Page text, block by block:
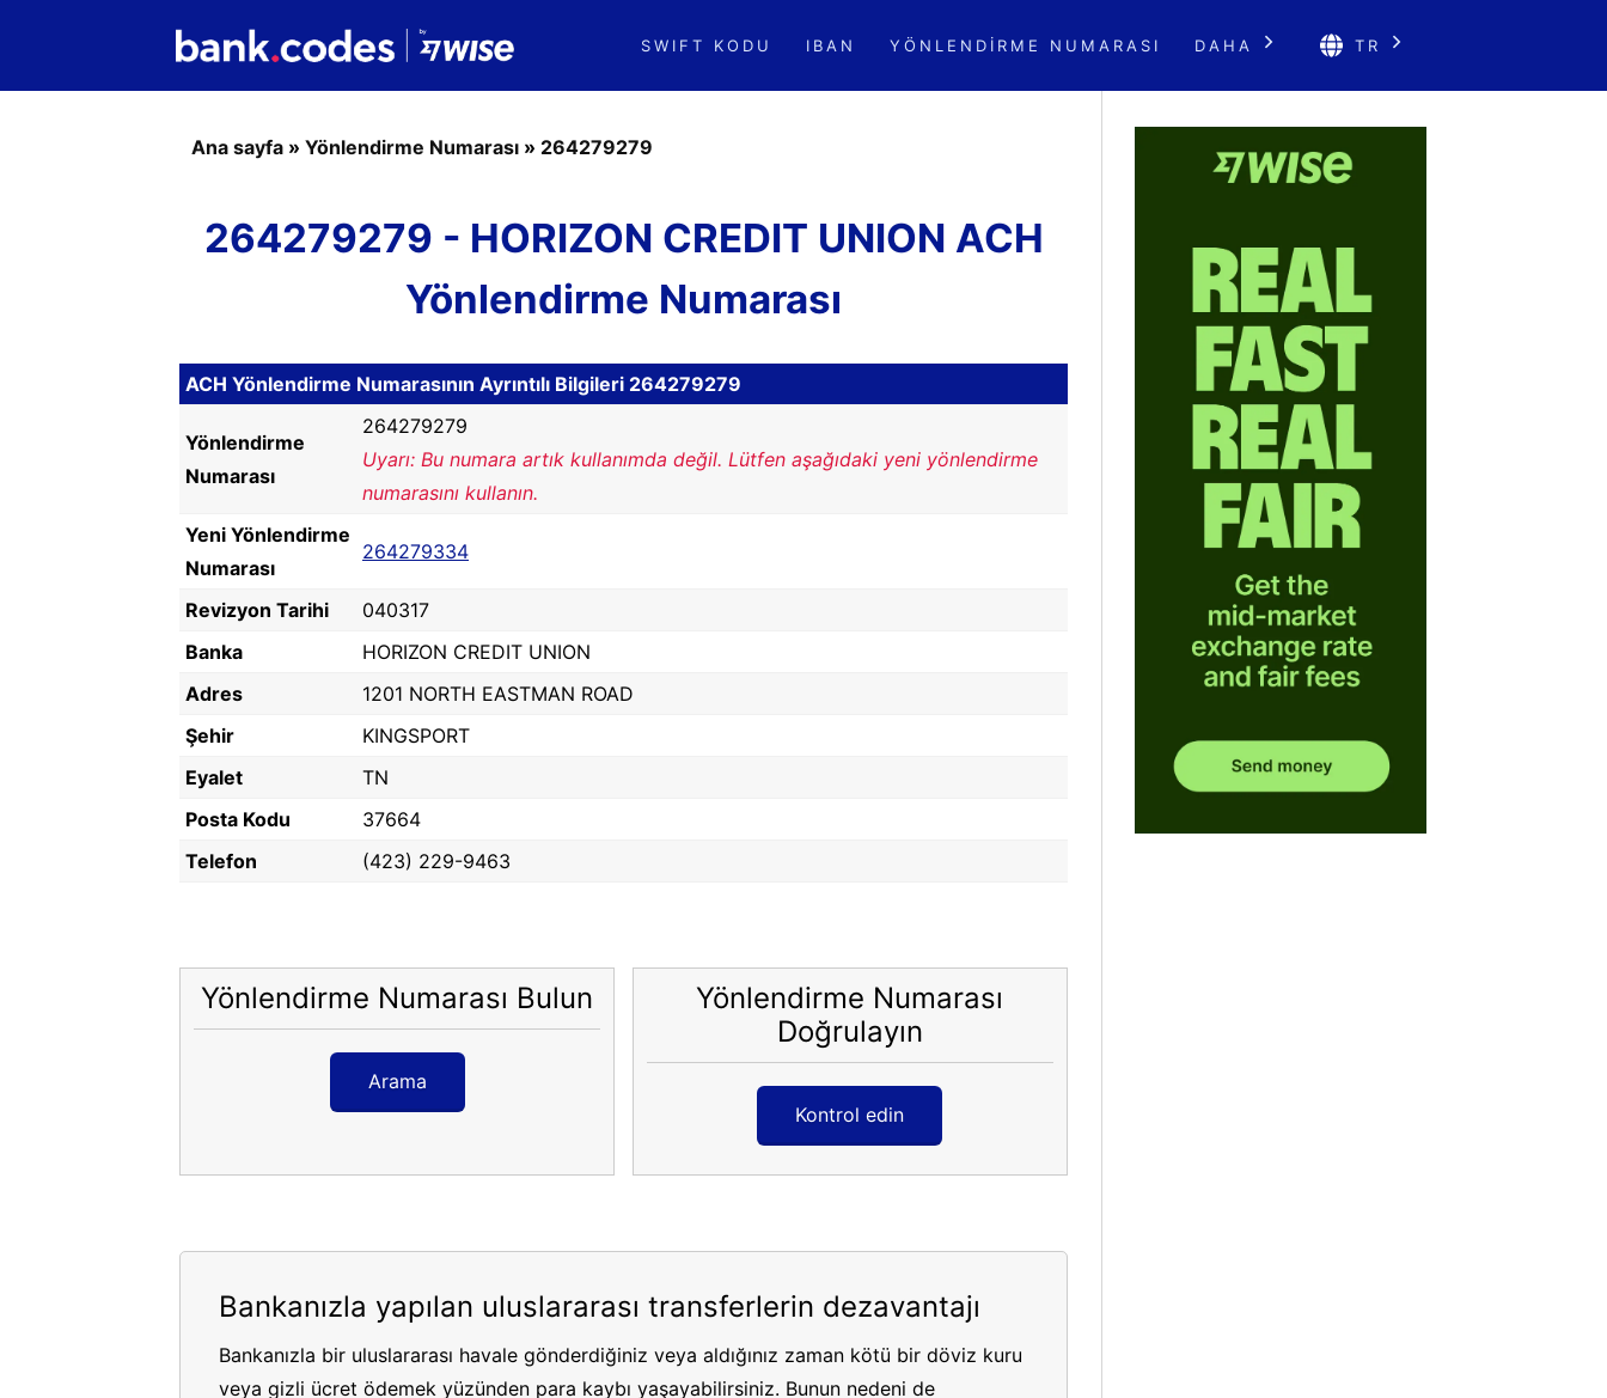
SWIFT KODU IBAN YÖNLENDIRME NUMARASI DAHA TR
Ana sayfa » Yönlendirme Numarası » 264279279
264279279 - HORIZON CREDIT UNION ACH
Yönlendirme Numarası
ACH Yönlendirme Numarasının Ayrıntılı Bilgileri 264279279
Yönlendirme
Numarası
264279279
Uyarı: Bu numara artık kullanımda değil. Lütfen aşağıdaki yeni yönlendirme
numarasını kullanın.
Yeni Yönlendirme
Numarası
264279334
Revizyon Tarihi
040317
Banka
HORIZON CREDIT UNION
Adres
1201 NORTH EASTMAN ROAD
Şehir
KINGSPORT
Eyalet
TN
Posta Kodu
37664
Telefon
(423) 229-9463
Yönlendirme Numarası Bulun
Arama
Yönlendirme Numarası
Doğrulayın
Kontrol edin
Bankanızla yapılan uluslararası transferlerin dezavantajı
Bankanızla bir uluslararası havale gönderdiğiniz veya aldığınız zaman kötü bir döviz kuru
veya gizli ücret ödemek yüzünden para kaybı yaşayabilirsiniz. Bunun nedeni de